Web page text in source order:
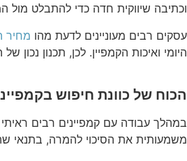
וכתיבה שיווקית חדה כדי להתבלט מול
עסקים רבים מעוניינים לדעת מהו מחיר
היומי ואיכות הקמפיין. לכן, תכנון
הכוח של כוונת חיפוש
במהלך עבודה עם קמפיינים רבים
משמעותית את הסיכוי להמרה, בתנאי